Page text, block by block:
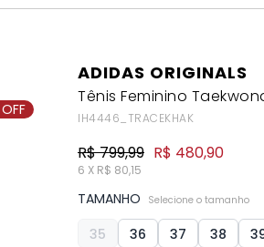
ADIDAS ORIGINALS
Tênis Feminino
IH4446_TRACEKHAK
R$ 799,99 R$ 480,90
6 X R$ 80,15
TAMANHO Selecione o tamanho
35 36 37 38